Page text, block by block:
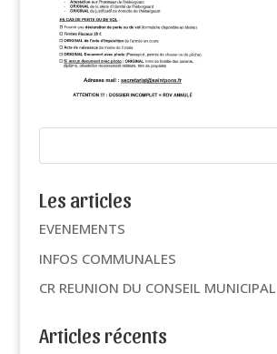
Les articles
EVENEMENTS
INFOS COMMUNALES
CR REUNION DU CONSEIL MUNICIPAL
Articles récents